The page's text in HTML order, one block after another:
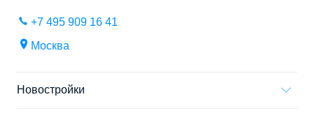
+7 495 909 16 41
Москва
Новостройки